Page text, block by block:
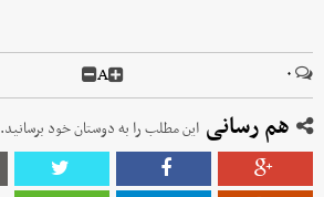
۰ A
هم رسانی این مطلب را به دوستان خود برسانید.